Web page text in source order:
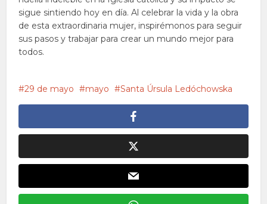
sigue sintiendo hoy en día. Al celebrar la vida y la obra
de esta extraordinaria mujer, inspirémonos para seguir
sus pasos y trabajar para crear un mundo mejor para
todos.
29 de mayo mayo Santa Úrsula Ledóchowska